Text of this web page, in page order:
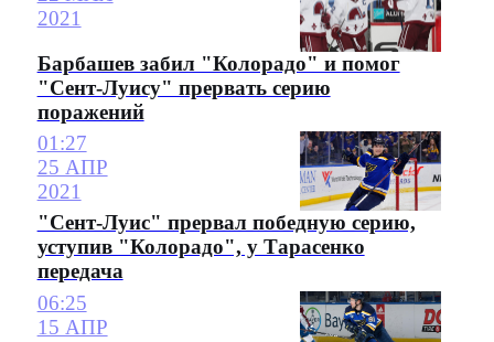
2021
Барбашев забил "Колорадо" и помог
"Сент-Луису" прервать серию
поражений
01:27
25 АПР
2021
"Сент-Луис" прервал победную серию,
уступив "Колорадо", у Тарасенко
передача
06:25
15 АПР